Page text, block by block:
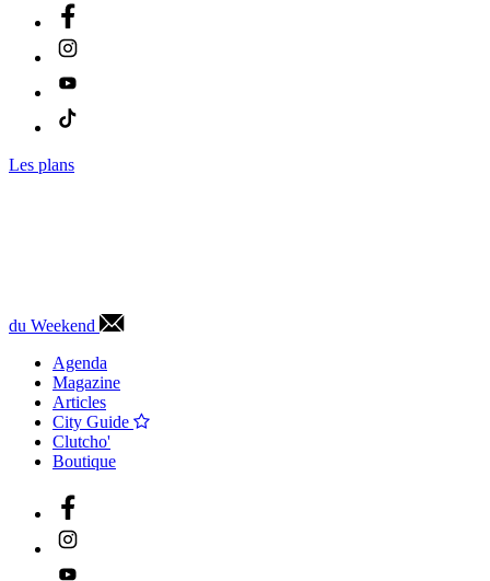
Les plans
du Weekend
Agenda
Magazine
Articles
City Guide
Clutcho'
Boutique